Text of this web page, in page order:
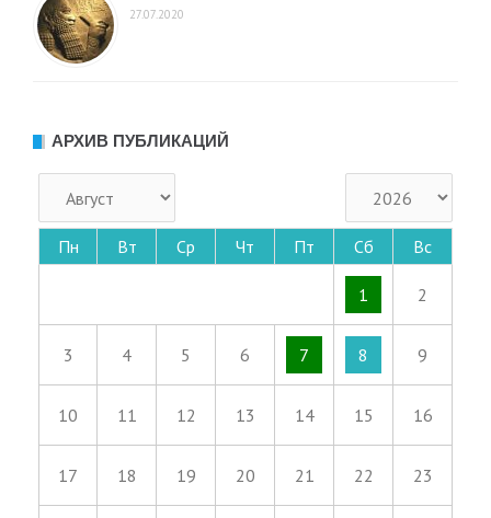
27.07.2020
АРХИВ ПУБЛИКАЦИЙ
Пн Вт Ср Чт Пт Сб Вс
1 2
3 4 5 6 7 8 9
10 11 12 13 14 15 16
17 18 19 20 21 22 23